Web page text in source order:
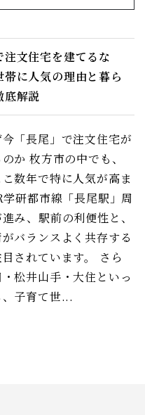
文住宅を建てるな
帯に人気の理由と暮ら
底解説
「長尾」で注文住宅が
か 枚方市の中でも、
数年で特に人気が高ま
学研都市線「長尾駅」周
み、駅前の利便性と、
バランスよく共存する
されています。 さら
松井山手・大住といっ
子育て世...